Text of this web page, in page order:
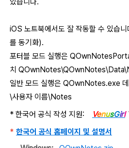
iOS 노트북에서도 잘 작동할 수 있습
를 동기화).
포터블 모드 실행은
치
일반 모드 실행은 QOwnNotes.exe
\사용자 이름\Notes
* 한국어 공식 작성 지원:
VenusGirl
* 한국어 공식 홈페이지 및 설명서